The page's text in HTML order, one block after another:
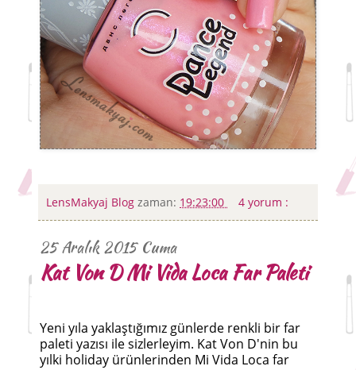
LensMakyaj Blog zaman: 19:23:00 4 yorum :
25 Aralık 2015 Cuma
Kat Von D Mi Vida Loca Far Paleti
Yeni yıla yaklaştığımız günlerde renkli bir far
paleti yazısı ile sizlerleyim. Kat Von D'nin bu
yılki holiday ürünlerinden Mi Vida Loca far